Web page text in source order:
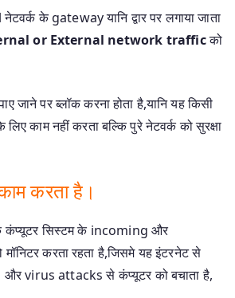
के gateway यानि द्वार पर लगाया जाता
or External network trafficको
जाने पर ब्लॉक करना होता है,यानि यह किसी
काम नहीं करता बल्कि पुरे नेटवर्क को सुरक्षा
करता है।
कंप्यूटर सिस्टम के incoming और
करता रहता है,जिसमे यह इंटरनेट से
virus attacks से कंप्यूटर को बचाता है,